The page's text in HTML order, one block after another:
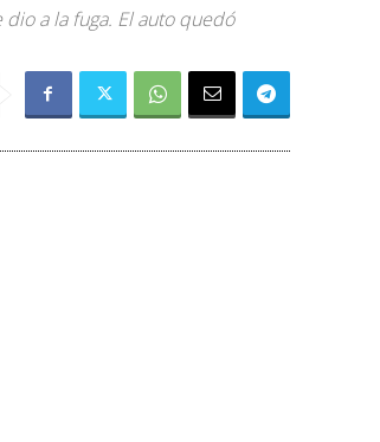
a la fuga. El auto quedó